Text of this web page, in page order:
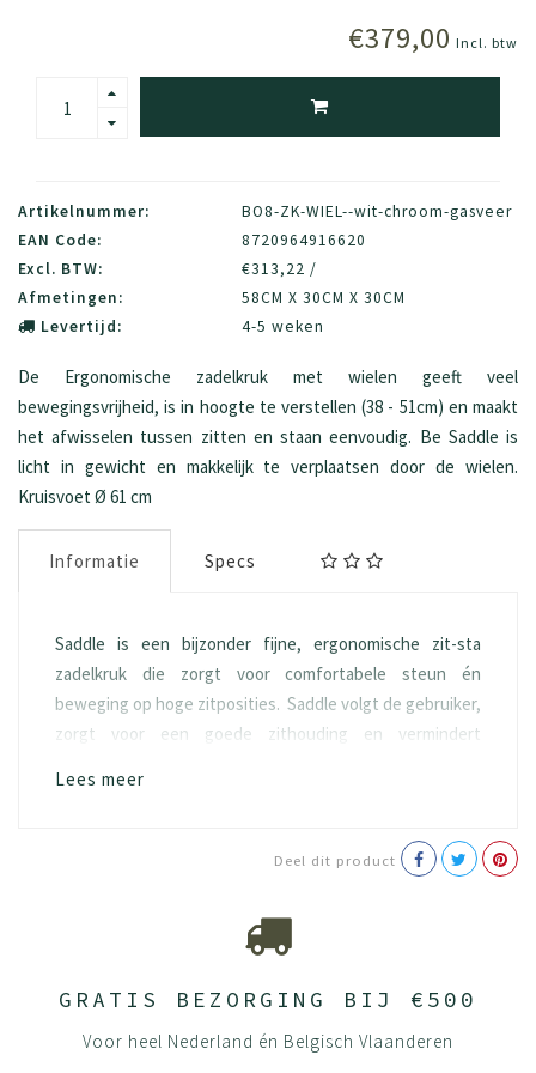
€379,00 Incl. btw
Artikelnummer:
BO8-ZK-WIEL--wit-chroom-gasveer
EAN Code:
8720964916620
Excl. BTW:
€313,22 /
Afmetingen:
58CM X 30CM X 30CM
Levertijd:
4-5 weken
De Ergonomische zadelkruk met wielen geeft veel
bewegingsvrijheid, is in hoogte te verstellen (38 - 51cm) en maakt
het afwisselen tussen zitten en staan eenvoudig. Be Saddle is
licht in gewicht en makkelijk te verplaatsen door de wielen.
Kruisvoet Ø 61 cm
Informatie Specs
Saddle is een bijzonder fijne, ergonomische zit-sta
zadelkruk die zorgt voor comfortabele steun én
beweging op hoge zitposities. Saddle volgt de gebruiker,
zorgt voor een goede zithouding en vermindert
zitbereik 38-51 cm
wielen voor zachte ondergrond
zithoek- en hoogte instelling
Lees meer
Deel dit product
GRATIS BEZORGING BIJ €500
Voor heel Nederland én Belgisch Vlaanderen